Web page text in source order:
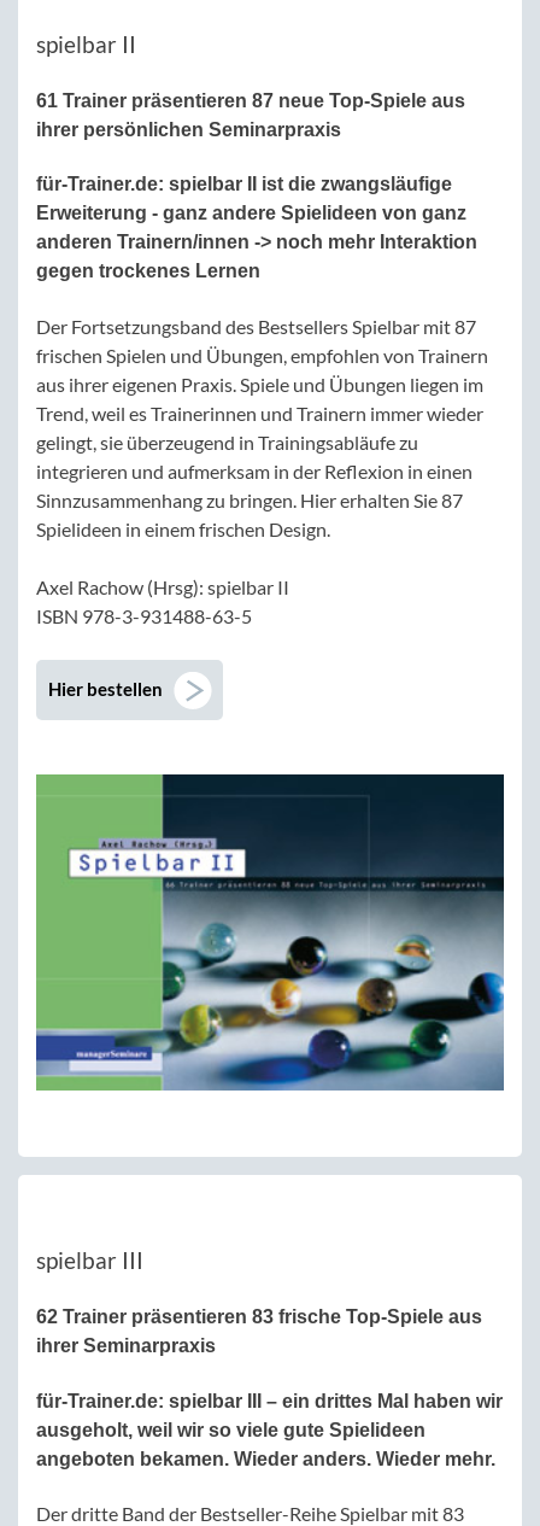
spielbar II
61 Trainer präsentieren 87 neue Top-Spiele aus
ihrer persönlichen Seminarpraxis
für-Trainer.de: spielbar II ist die zwangsläufige
Erweiterung - ganz andere Spielideen von ganz
anderen Trainern/innen -> noch mehr Interaktion
gegen trockenes Lernen
Der Fortsetzungsband des Bestsellers Spielbar mit 87
frischen Spielen und Übungen, empfohlen von Trainern
aus ihrer eigenen Praxis. Spiele und Übungen liegen im
Trend, weil es Trainerinnen und Trainern immer wieder
gelingt, sie überzeugend in Trainingsabläufe zu
integrieren und aufmerksam in der Reflexion in einen
Sinnzusammenhang zu bringen. Hier erhalten Sie 87
Spielideen in einem frischen Design.
Axel Rachow (Hrsg): spielbar II
ISBN 978-3-931488-63-5
Hier bestellen
spielbar III
62 Trainer präsentieren 83 frische Top-Spiele aus
ihrer Seminarpraxis
für-Trainer.de: spielbar III – ein drittes Mal haben wir
ausgeholt, weil wir so viele gute Spielideen
angeboten bekamen. Wieder anders. Wieder mehr.
Der dritte Band der Bestseller-Reihe Spielbar mit 83